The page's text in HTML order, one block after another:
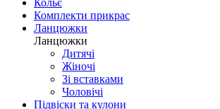
Кольє
Комплекти прикрас
Ланцюжки
Ланцюжки
Дитячі
Жіночі
Зі вставками
Чоловічі
Підвіски та кулони